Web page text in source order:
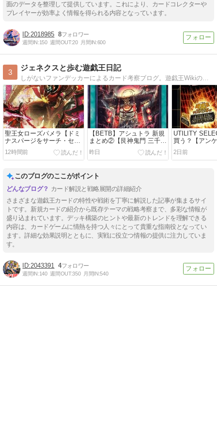
面のデータを整理して提供しています。これにより、カードコレクターや
プレイヤーが効率よく情報を得られる内容となっています。
2018985 8
週間IN:150 週間OUT:20 月間IN:600
3
ジェネクスと歩む遊戯王日記
しがないファンデッカーによるカード考察ブログ。遊戯王Wikiの一歩先へ、を意識して書いています。
聖王女ローズパメラ【ドミ
ナスパージをサーチ・セッ
ト】
12時間前
【BETB】アシュトラ 新規
まとめ②【艮神鬼門 三千世
界】
昨日
UTILITY
買う？【アン
2日前
このブログのここがポイント
カード解説と戦略展開の詳細紹介
さまざまな遊戯王カードの特性や戦術を丁寧に解説した記事が集まるサイ
トです。新規カードの紹介から既存テーマの戦略考察まで、多彩な情報が
盛り込まれています。デッキ構築のヒントや最新のトレンドを理解できる
内容は、カードゲームに情熱を持つ人々にとって貴重な指南役となってい
ます。詳細な効果説明とともに、実戦に役立つ情報の提供に注力していま
す。
2043391 4
週間IN:140 週間OUT:350 月間IN:540